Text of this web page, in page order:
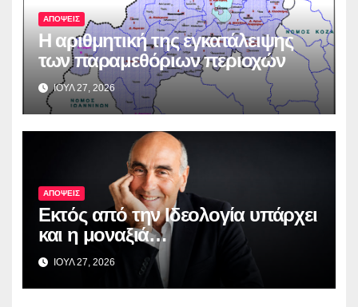
ΑΠΟΨΕΙΣ
Η αριθμητική της εγκατάλειψης
των παραμεθόριων περιοχών
ΙΟΥΛ 27, 2026
ΑΠΟΨΕΙΣ
Εκτός από την Ιδεολογία υπάρχει
και η μοναξιά…
ΙΟΥΛ 27, 2026